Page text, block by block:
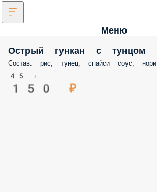
Меню
Острый гункан с тунцом
Состав: рис, тунец, спайси соус, нори
45 г.
150 ₽